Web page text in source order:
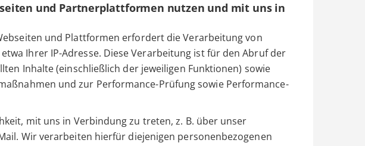
und Partnerplattformen nutzen und mit uns in
und Plattformen erfordert die Verarbeitung von
Ihrer IP-Adresse. Diese Verarbeitung ist für den Abruf der
Inhalte (einschließlich der jeweiligen Funktionen) sowie
und zur Performance-Prüfung sowie Performance-
mit uns in Verbindung zu treten, z. B. über unser
Wir verarbeiten hierfür diejenigen personenbezogenen